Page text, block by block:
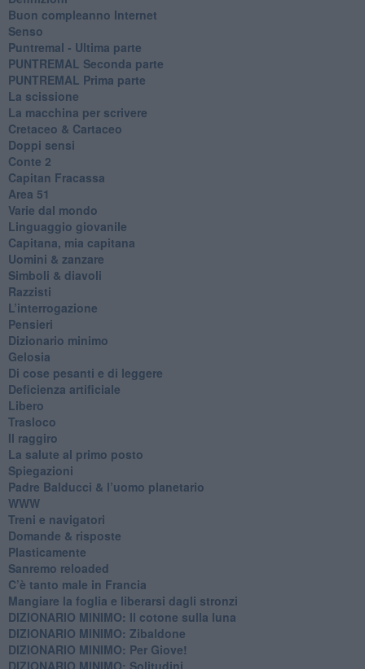
​Buon compleanno Internet
Senso
Puntremal - Ultima parte
PUNTREMAL Seconda parte
​PUNTREMAL Prima parte
La scissione
La macchina per scrivere
Cretaceo & Cartaceo
Doppi sensi
​Conte 2
​Capitan Fracassa
​Area 51
Varie dal mondo
​Linguaggio giovanile
​Capitana, mia capitana
Uomini & zanzare
​Simboli & diavoli
Razzisti
​L’interrogazione
Pensieri
​Dizionario minimo
Gelosia
Di cose pesanti e di leggere
​Deficienza artificiale
Libero
Trasloco
Il raggiro
​La salute al primo posto
Spiegazioni
Padre Balducci & l’uomo planetario
WWW
​Treni e navigatori
​Domande & risposte
​Plasticamente
Sanremo reloaded
C’è tanto male in Francia
​Mangiare la foglia e liberarsi dagli stronzi
DIZIONARIO MINIMO: Il cotone sulla luna
DIZIONARIO MINIMO: Zibaldone
DIZIONARIO MINIMO: Per Giove!
DIZIONARIO MINIMO: Solitudini